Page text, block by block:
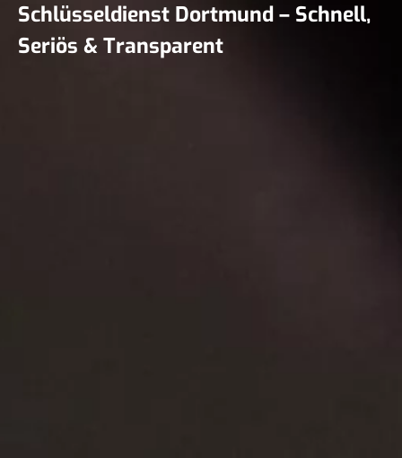
Schlüsseldienst Dortmund – Schnell,
Seriös & Transparent